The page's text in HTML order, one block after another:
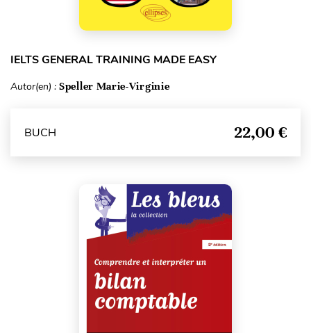
IELTS GENERAL TRAINING MADE EASY
Autor(en) : Speller Marie-Virginie
BUCH 22,00 €